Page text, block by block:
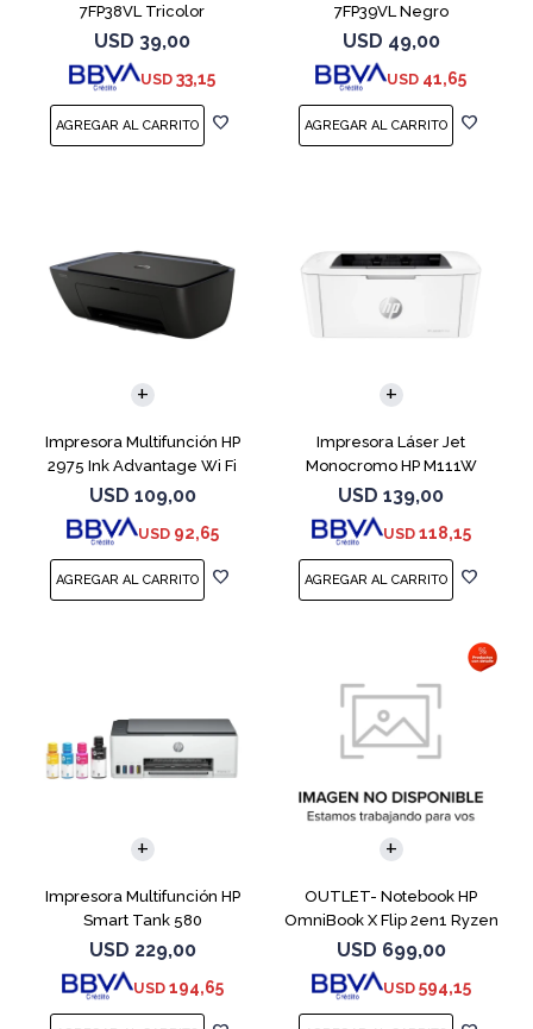
7FP38VL Tricolor
USD 39,00
USD 33,15
7FP39VL Negro
USD 49,00
USD 41,65
Impresora Multifunción HP
2975 Ink Advantage Wi Fi
USD 109,00
USD 92,65
Impresora Láser Jet
Monocromo HP M111W
USD 139,00
USD 118,15
Impresora Multifunción HP
Smart Tank 580
USD 229,00
USD 194,65
OUTLET- Notebook HP
OmniBook X Flip 2en1 Ryzen
5 512GB 8GB
USD 699,00
USD 594,15
COMPARAR